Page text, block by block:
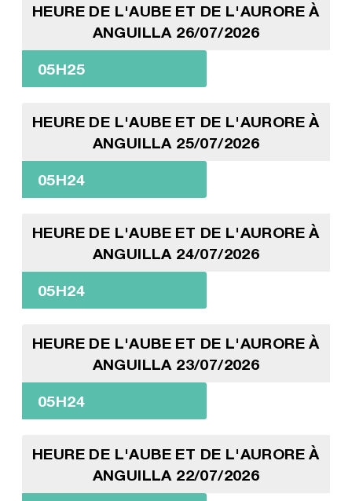
HEURE DE L'AUBE ET DE L'AURORE À
ANGUILLA 26/07/2026
05H25
HEURE DE L'AUBE ET DE L'AURORE À
ANGUILLA 25/07/2026
05H24
HEURE DE L'AUBE ET DE L'AURORE À
ANGUILLA 24/07/2026
05H24
HEURE DE L'AUBE ET DE L'AURORE À
ANGUILLA 23/07/2026
05H24
HEURE DE L'AUBE ET DE L'AURORE À
ANGUILLA 22/07/2026